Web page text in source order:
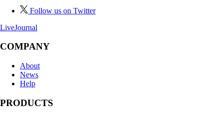
Follow us on Twitter
LiveJournal
COMPANY
About
News
Help
PRODUCTS